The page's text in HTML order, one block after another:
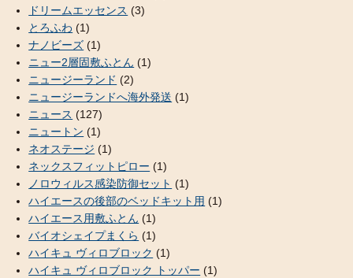
ドリームエッセンス (3)
とろふわ (1)
ナノビーズ (1)
ニュー2層固敷ふとん (1)
ニュージーランド (2)
ニュージーランドへ海外発送 (1)
ニュース (127)
ニュートン (1)
ネオステージ (1)
ネックスフィットピロー (1)
ノロウィルス感染防御セット (1)
ハイエースの後部のベッドキット用 (1)
ハイエース用敷ふとん (1)
バイオシェイプまくら (1)
ハイキュ ヴィロブロック (1)
ハイキュ ヴィロブロック トッパー (1)